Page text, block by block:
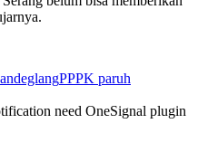
PPPK paruh
need OneSignal plugin